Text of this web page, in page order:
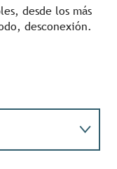
desde los más
desconexión.